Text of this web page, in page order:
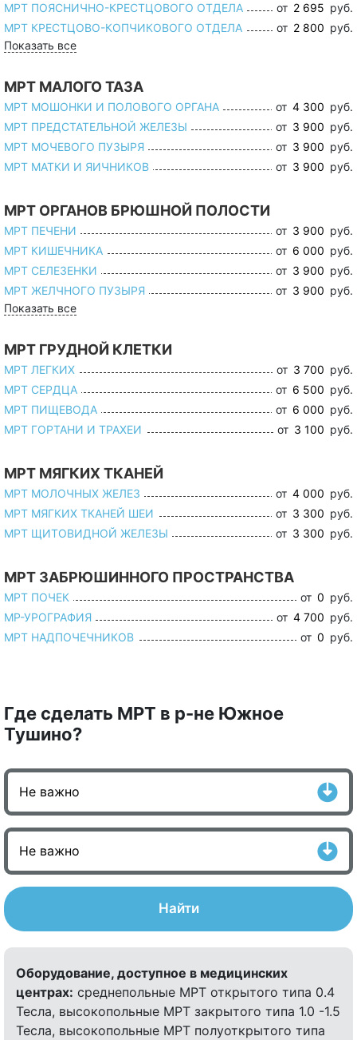
МРТ ПОЯСНИЧНО-КРЕСТЦОВОГО ОТДЕЛА
от 2 695 руб.
МРТ КРЕСТЦОВО-КОПЧИКОВОГО ОТДЕЛА
от 2 800 руб.
Показать все
МРТ МАЛОГО ТАЗА
МРТ МОШОНКИ И ПОЛОВОГО ОРГАНА от 4 300 руб.
МРТ ПРЕДСТАТЕЛЬНОЙ ЖЕЛЕЗЫ
от 3 900 руб.
МРТ МОЧЕВОГО ПУЗЫРЯ
от 3 900 руб.
МРТ МАТКИ И ЯИЧНИКОВ
от 3 900 руб.
МРТ ОРГАНОВ БРЮШНОЙ ПОЛОСТИ
МРТ ПЕЧЕНИ от 3 900 руб.
МРТ КИШЕЧНИКА
от 6 000 руб.
МРТ СЕЛЕЗЕНКИ
от 3 900 руб.
МРТ ЖЕЛЧНОГО ПУЗЫРЯ
от 3 900 руб.
Показать все
МРТ ГРУДНОЙ КЛЕТКИ
МРТ ЛЕГКИХ от 3 700 руб.
МРТ СЕРДЦА
от 6 500 руб.
МРТ ПИЩЕВОДА
от 6 000 руб.
МРТ ГОРТАНИ И ТРАХЕИ
от 3 100 руб.
МРТ МЯГКИХ ТКАНЕЙ
МРТ МОЛОЧНЫХ ЖЕЛЕЗ от 4 000 руб.
МРТ МЯГКИХ ТКАНЕЙ ШЕИ
от 3 300 руб.
МРТ ЩИТОВИДНОЙ ЖЕЛЕЗЫ
от 3 300 руб.
МРТ ЗАБРЮШИННОГО ПРОСТРАНСТВА
МРТ ПОЧЕК от 0 руб.
МР-УРОГРАФИЯ
от 4 700 руб.
МРТ НАДПОЧЕЧНИКОВ
от 0 руб.
Где сделать МРТ в р-не Южное
Тушино?
Найти
Оборудование, доступное в медицинских
центрах: среднепольные МРТ открытого типа 0.4
Тесла, высокопольные МРТ закрытого типа 1.0 -1.5
Тесла, высокопольные МРТ полуоткрытого типа